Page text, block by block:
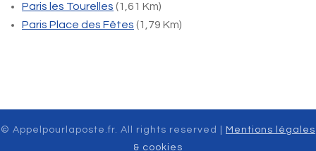
Paris les Tourelles (1,61 Km)
Paris Place des Fêtes (1,79 Km)
© Appelpourlaposte.fr. All rights reserved |
Mentions légales
& cookies